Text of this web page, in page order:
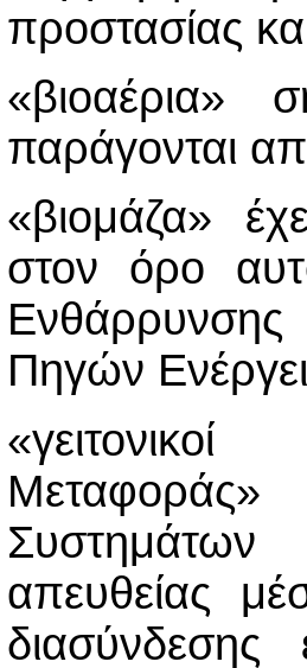
προστασίας
«βιοαέρια»
παράγονται
«βιομάζα»
στον όρο
Πηγών
Μεταφοράς»
Συστημάτων
απευθείας